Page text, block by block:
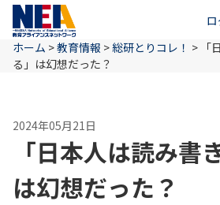
ホーム
NEAとは
ホーム >教育情報 >総研とりコレ！ >
る」は幻想だった？
2024年05月21日
「日本人は読み書
は幻想だった？